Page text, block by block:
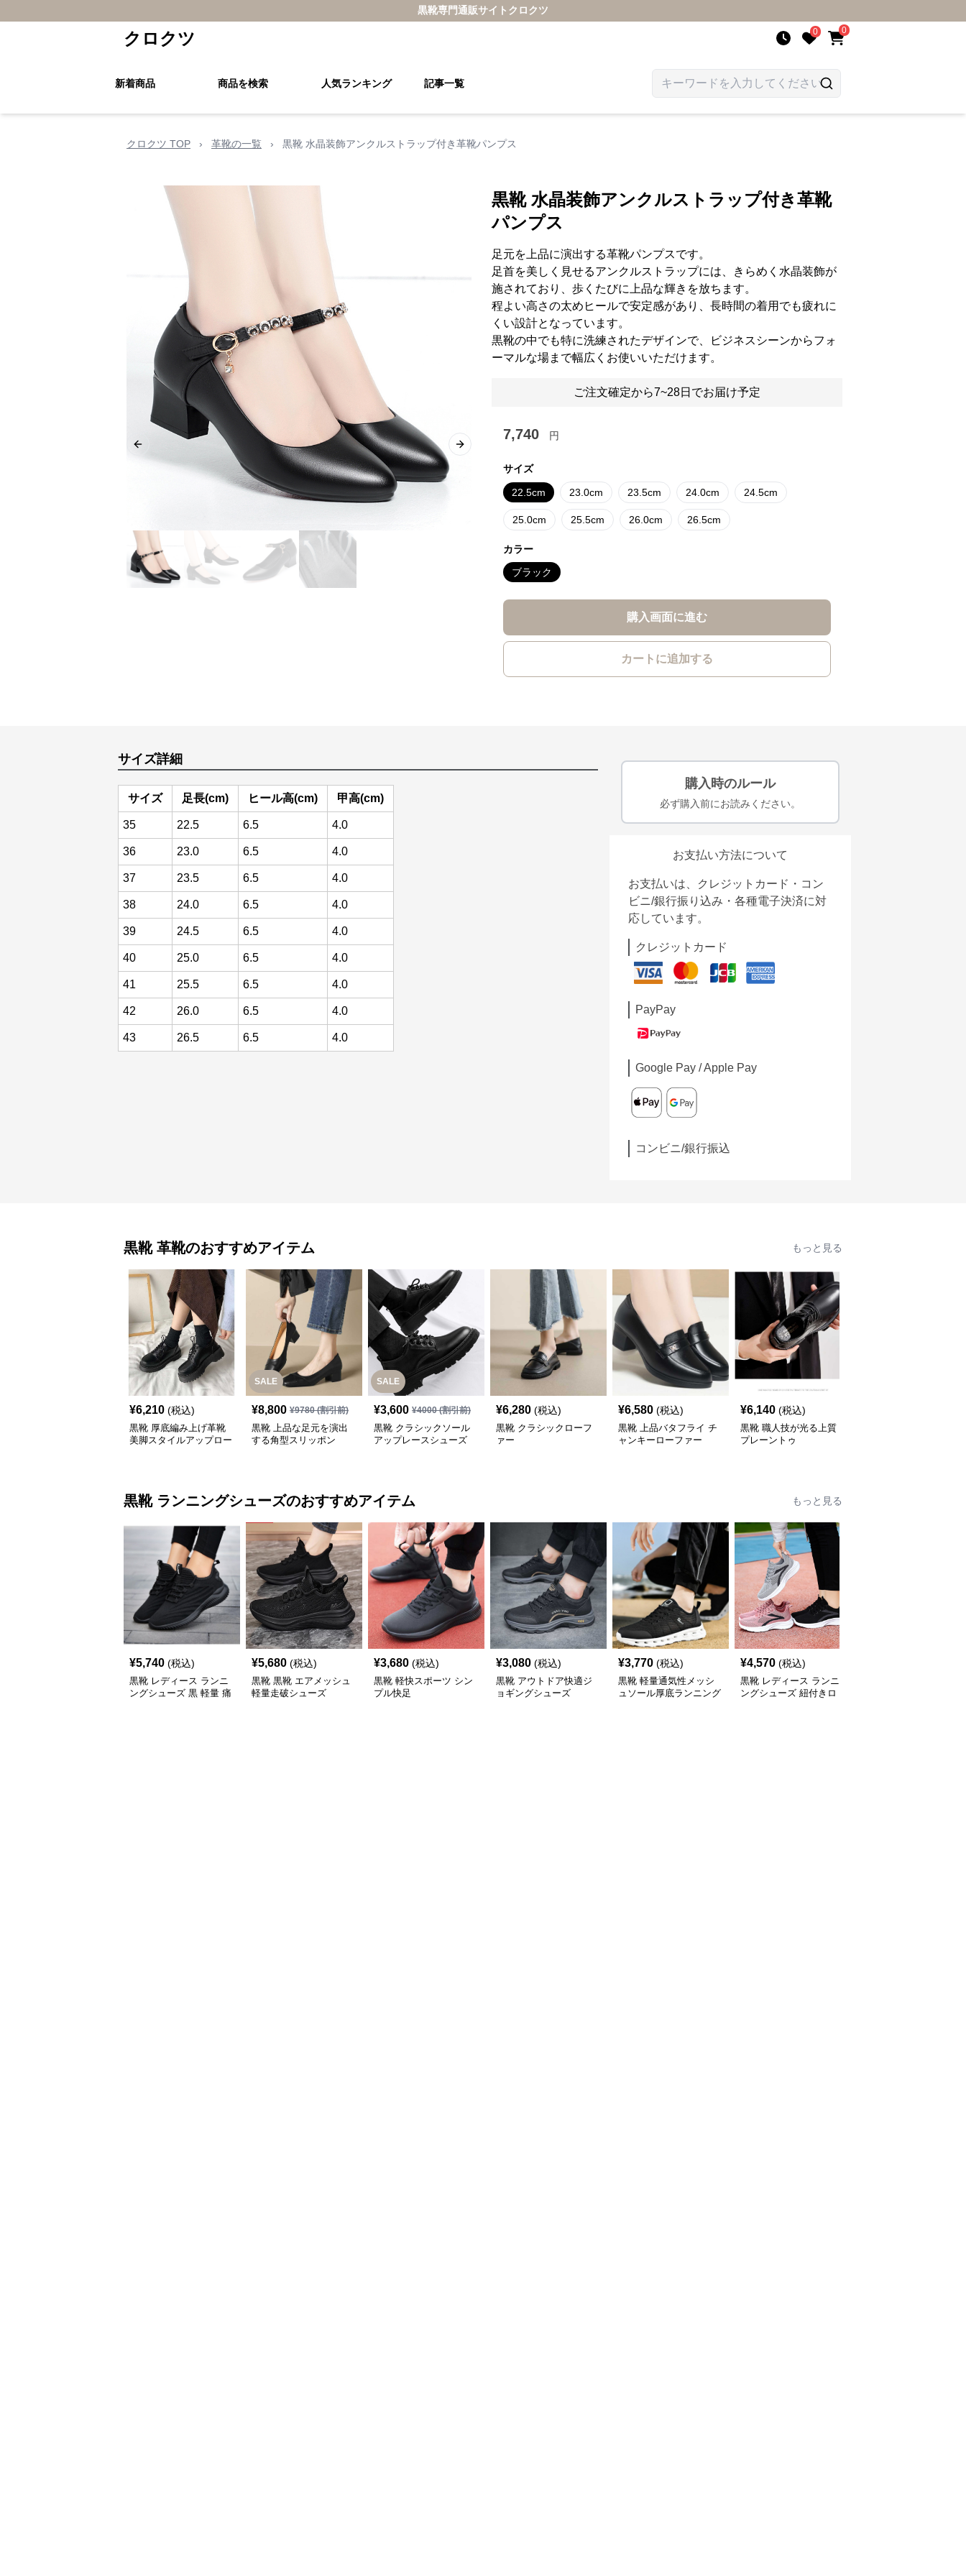
黒靴専門通販サイト クロクツ
クロクツ 0 0
新着商品 商品を検索 人気ランキング 記事一覧
クロクツ TOP › 革靴の一覧 › 黒靴 水晶装飾アンクルストラップ付き革靴パンプス
Previous slide Next slide
黒靴 水晶装飾アンクルストラップ付き革靴
パンプス
足元を上品に演出する革靴パンプスです。
足首を美しく見せるアンクルストラップには、きらめく水晶装飾が
施されており、歩くたびに上品な輝きを放ちます。
程よい高さの太めヒールで安定感があり、長時間の着用でも疲れに
くい設計となっています。
黒靴の中でも特に洗練されたデザインで、ビジネスシーンからフォ
ーマルな場まで幅広くお使いいただけます。
ご注文確定から7~28日でお届け予定
7,740 円
サイズ
22.5cm 23.0cm 23.5cm 24.0cm 24.5cm
25.0cm 25.5cm 26.0cm 26.5cm
カラー
ブラック
購入画面に進む
カートに追加する
サイズ詳細
サイズ 足長(cm) ヒール高(cm) 甲高(cm)
35 22.5 6.5 4.0
36 23.0 6.5 4.0
37 23.5 6.5 4.0
38 24.0 6.5 4.0
39 24.5 6.5 4.0
40 25.0 6.5 4.0
41 25.5 6.5 4.0
42 26.0 6.5 4.0
43 26.5 6.5 4.0
購入時のルール
必ず購入前にお読みください。
お支払い方法について
お支払いは、クレジットカード・コン
ビニ/銀行振り込み・各種電子決済に対
応しています。
クレジットカード
PayPay
Google Pay / Apple Pay
コンビニ/銀行振込
黒靴 革靴のおすすめアイテム もっと見る
¥6,210 (税込)
黒靴 厚底編み上げ革靴
美脚スタイルアップロー
SALE
¥8,800 ¥9780(割引前)
黒靴 上品な足元を演出
する角型スリッポン
SALE
¥3,600 ¥4000(割引前)
黒靴 クラシックソール
アップレースシューズ
¥6,280 (税込)
黒靴 クラシックローフ
ァー
¥6,580 (税込)
黒靴 上品バタフライ チ
ャンキーローファー
¥6,140 (税込)
黒靴 職人技が光る上質
プレーントゥ
黒靴 ランニングシューズのおすすめアイテム もっと見る
¥5,740 (税込)
黒靴 レディース ランニ
ングシューズ 黒 軽量 痛
¥5,680 (税込)
黒靴 黒靴 エアメッシュ
軽量走破シューズ
¥3,680 (税込)
黒靴 軽快スポーツ シン
プル快足
¥3,080 (税込)
黒靴 アウトドア快適ジ
ョギングシューズ
¥3,770 (税込)
黒靴 軽量通気性メッシ
ュソール厚底ランニング
¥4,570 (税込)
黒靴 レディース ランニ
ングシューズ 紐付きロ